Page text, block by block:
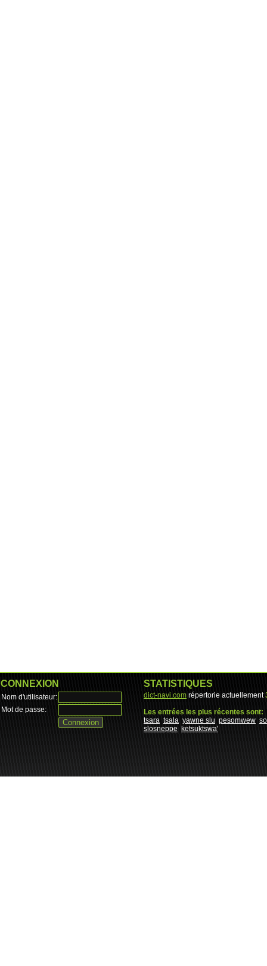
CONNEXION
Nom d'utilisateur:
Mot de passe:
STATISTIQUES
dict-navi.com répertorie actuellement
Les entrées les plus récentes sont:
tsara tsala yawne slu pesomwew
slosneppe
ketsuktswa'